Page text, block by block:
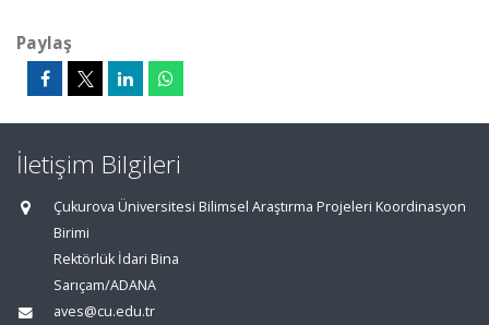
Paylaş
İletişim Bilgileri
Çukurova Üniversitesi Bilimsel Araştırma Projeleri Koordinasyon
Birimi
Rektörlük İdari Bina
Sarıçam/ADANA
aves@cu.edu.tr